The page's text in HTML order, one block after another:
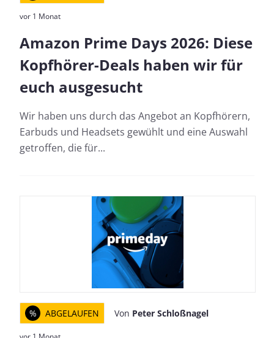
vor 1 Monat
Amazon Prime Days 2026: Diese
Kopfhörer-Deals haben wir für
euch ausgesucht
Wir haben uns durch das Angebot an Kopfhörern,
Earbuds und Headsets gewühlt und eine Auswahl
getroffen, die für...
% ABGELAUFEN Von Peter Schloßnagel